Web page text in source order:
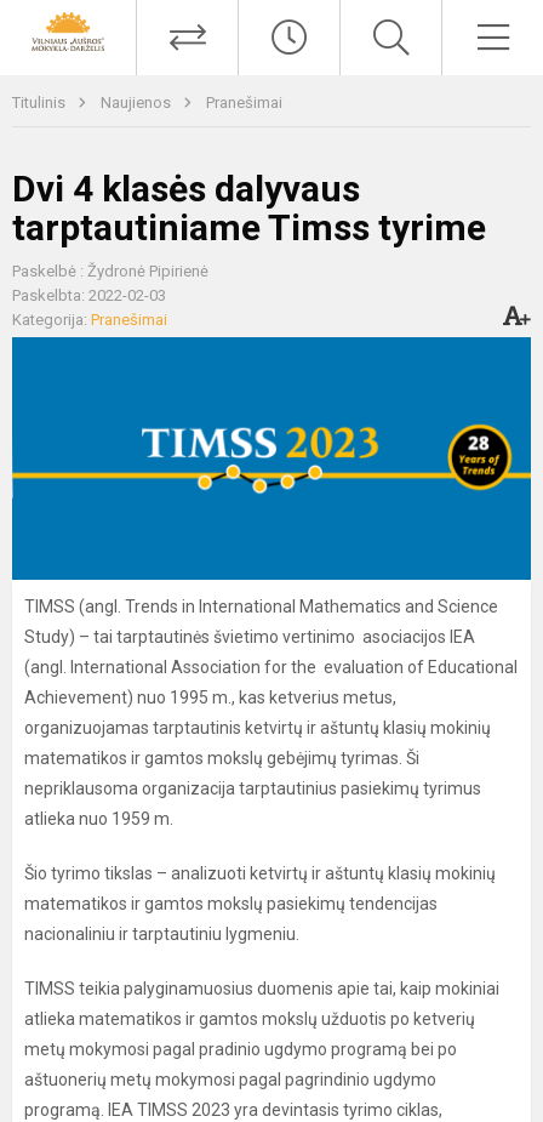
Titulinis Naujienos Pranešimai
Dvi 4 klasės dalyvaus
tarptautiniame Timss tyrime
Paskelbė : Žydronė Pipirienė
Paskelbta: 2022-02-03
Kategorija: Pranešimai
TIMSS (angl. Trends in International Mathematics and Science
Study) – tai tarptautinės švietimo vertinimo asociacijos IEA
(angl. International Association for the evaluation of Educational
Achievement) nuo 1995 m., kas ketverius metus,
organizuojamas tarptautinis ketvirtų ir aštuntų klasių mokinių
matematikos ir gamtos mokslų gebėjimų tyrimas. Ši
nepriklausoma organizacija tarptautinius pasiekimų tyrimus
atlieka nuo 1959 m.
Šio tyrimo tikslas – analizuoti ketvirtų ir aštuntų klasių mokinių
matematikos ir gamtos mokslų pasiekimų tendencijas
nacionaliniu ir tarptautiniu lygmeniu.
TIMSS teikia palyginamuosius duomenis apie tai, kaip mokiniai
atlieka matematikos ir gamtos mokslų užduotis po ketverių
metų mokymosi pagal pradinio ugdymo programą bei po
aštuonerių metų mokymosi pagal pagrindinio ugdymo
programą. IEA TIMSS 2023 yra devintasis tyrimo ciklas,